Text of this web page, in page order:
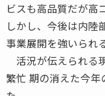
ビスも高品質だが高
しかし、今後は内陸
事業展開を強いられ
活況が伝えられる
繁忙 期の消えた今